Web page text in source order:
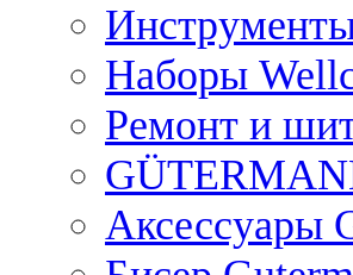
Наборы
Ремонт и
Аксессуары